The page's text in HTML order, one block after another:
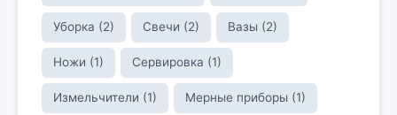
Уборка (2) Свечи (2) Вазы (2)
Ножи (1) Сервировка (1)
Измельчители (1) Мерные приборы (1)